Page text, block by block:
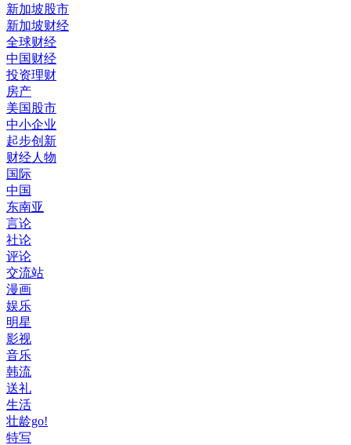
新加坡股市
新加坡财经
全球财经
中国财经
投资理财
房产
美国股市
中小企业
起步创新
财经人物
国际
中国
东南亚
言论
社论
评论
交流站
漫画
娱乐
明星
影视
音乐
韩流
送礼
生活
壮龄go!
特写